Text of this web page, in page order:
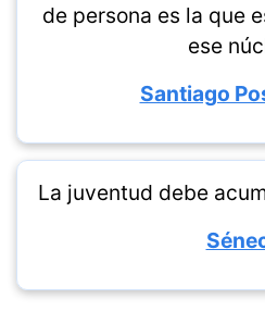
de persona es la que
ese
Santiago
La juventud debe